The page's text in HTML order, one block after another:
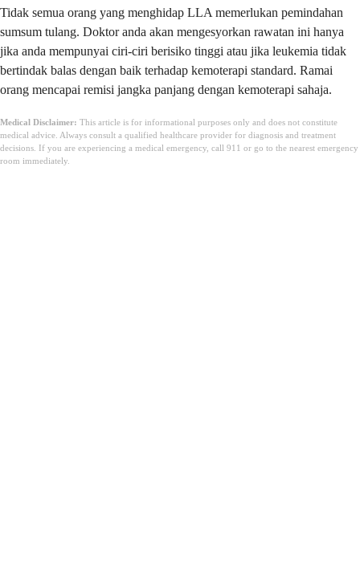
Tidak semua orang yang menghidap LLA memerlukan pemindahan
sumsum tulang. Doktor anda akan mengesyorkan rawatan ini hanya
jika anda mempunyai ciri-ciri berisiko tinggi atau jika leukemia tidak
bertindak balas dengan baik terhadap kemoterapi standard. Ramai
orang mencapai remisi jangka panjang dengan kemoterapi sahaja.
Medical Disclaimer: This article is for informational purposes only and does not constitute
medical advice. Always consult a qualified healthcare provider for diagnosis and treatment
decisions. If you are experiencing a medical emergency, call 911 or go to the nearest emergency
room immediately.